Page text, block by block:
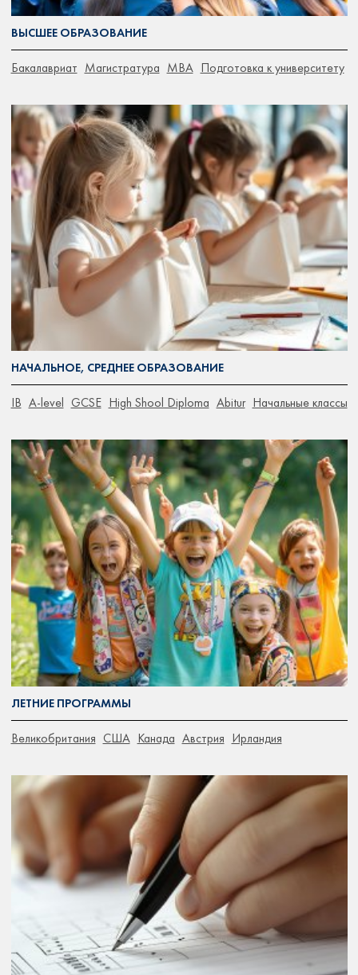
ВЫСШЕЕ ОБРАЗОВАНИЕ
Бакалавриат Магистратура MBA Подготовка к университету
НАЧАЛЬНОЕ, СРЕДНЕЕ ОБРАЗОВАНИЕ
IB A-level GCSE High Shool Diploma Abitur Начальные классы
ЛЕТНИЕ ПРОГРАММЫ
Великобритания США Канада Австрия Ирландия